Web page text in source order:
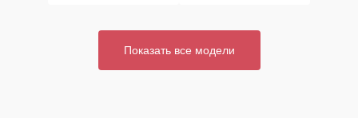
Показать все модели